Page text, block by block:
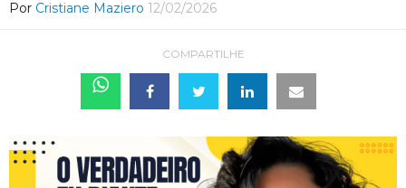
Por Cristiane Maziero 12/02/2026
COMPARTILHE